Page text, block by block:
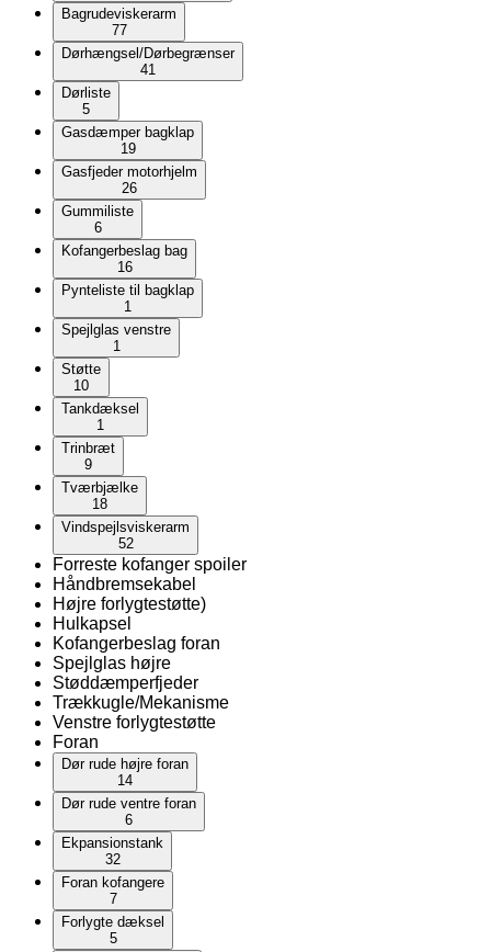
Bagrudeviskerarm
77
Dørhængsel/Dørbegrænser
41
Dørliste
5
Gasdæmper bagklap
19
Gasfjeder motorhjelm
26
Gummiliste
6
Kofangerbeslag bag
16
Pynteliste til bagklap
1
Spejlglas venstre
1
Støtte
10
Tankdæksel
1
Trinbræt
9
Tværbjælke
18
Vindspejlsviskerarm
52
Forreste kofanger spoiler
Håndbremsekabel
Højre forlygtestøtte)
Hulkapsel
Kofangerbeslag foran
Spejlglas højre
Støddæmperfjeder
Trækkugle/Mekanisme
Venstre forlygtestøtte
Foran
Dør rude højre foran
14
Dør rude ventre foran
6
Ekpansionstank
32
Foran kofangere
7
Forlygte dæksel
5